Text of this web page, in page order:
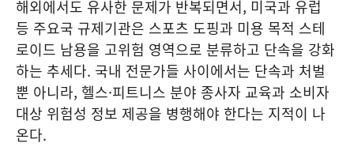
해외에서도 유사한 문제가 반복되면서, 미국과 유럽
등 주요국 규제기관은 스포츠 도핑과 미용 목적 스테
로이드 남용을 고위험 영역으로 분류하고 단속을 강화
하는 추세다. 국내 전문가들 사이에서는 단속과 처벌
뿐 아니라, 헬스·피트니스 분야 종사자 교육과 소비자
대상 위험성 정보 제공을 병행해야 한다는 지적이 나
온다.